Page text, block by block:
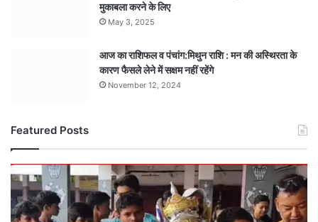
मुकाबला करने के लिए
May 3, 2025
आज का राशिफल व पंचांग:मिथुन राशि : मन की अस्थिरता के
कारण फैसले लेने में सक्षम नहीं रहेंगे
November 12, 2024
Featured Posts
अंडर-15
टीम
बनी